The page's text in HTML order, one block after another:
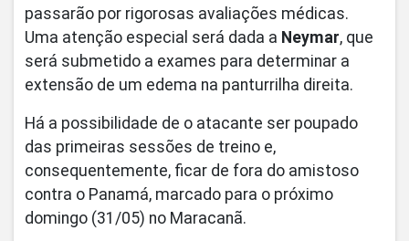
passarão por rigorosas avaliações médicas.
Uma atenção especial será dada a Neymar, que
será submetido a exames para determinar a
extensão de um edema na panturrilha direita.
Há a possibilidade de o atacante ser poupado
das primeiras sessões de treino e,
consequentemente, ficar de fora do amistoso
contra o Panamá, marcado para o próximo
domingo (31/05) no Maracanã.